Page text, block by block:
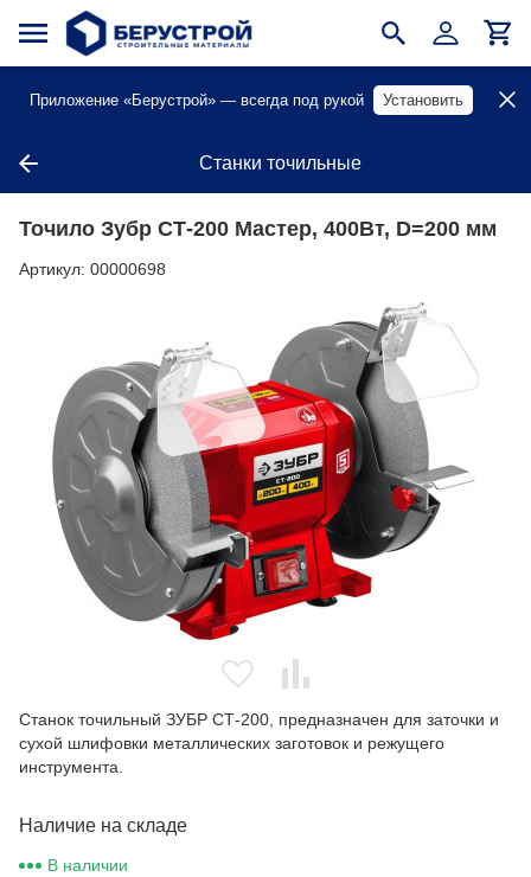
Приложение «Берустрой» — всегда под рукой Установить
Станки точильные
Точило Зубр СТ-200 Мастер, 400Вт, D=200 мм
Артикул: 00000698
Станок точильный ЗУБР СТ-200, предназначен для заточки и
сухой шлифовки металлических заготовок и режущего
инструмента.
Наличие на складе
В наличии